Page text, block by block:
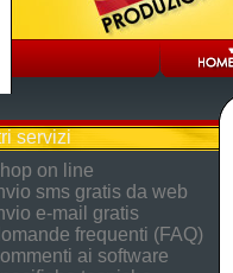
servizi
on line
sms gratis da web
e-mail gratis
frequenti (FAQ)
ai software